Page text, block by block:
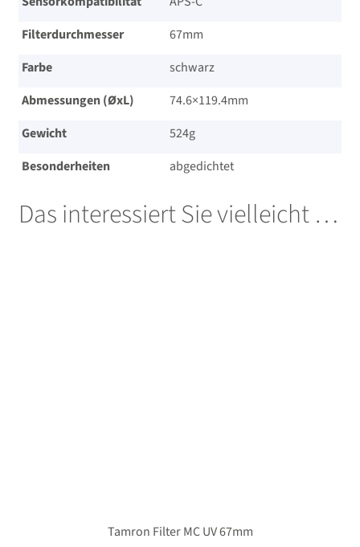
Filterdurchmesser
67mm
Farbe
schwarz
Abmessungen (ØxL)
74.6×119.4mm
Gewicht
524g
Besonderheiten
abgedichtet
Das interessiert Sie vielleicht …
Tamron Filter MC UV 67mm